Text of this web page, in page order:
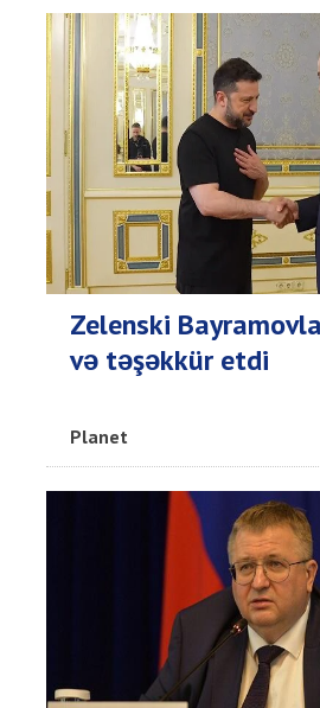
Zelenski
və təşəkkür etdi
Planet